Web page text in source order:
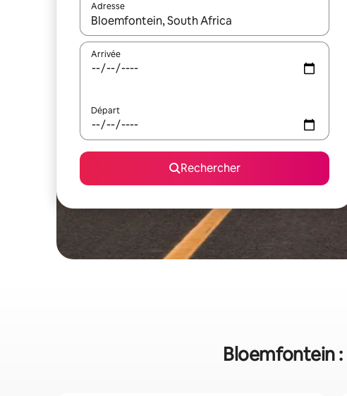
Adresse
Lorsque les résultats s'affichent, utilisez les flèches
Arrivée
Départ
Rechercher
Bloemfontein